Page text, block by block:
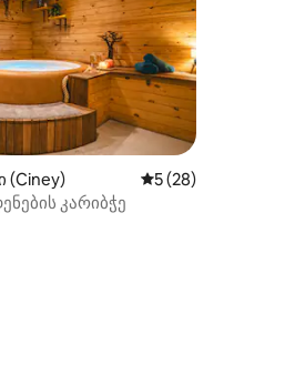
49 მიმოხილვა
(Ciney) საშუალო
5 (28)
კარიბჭე